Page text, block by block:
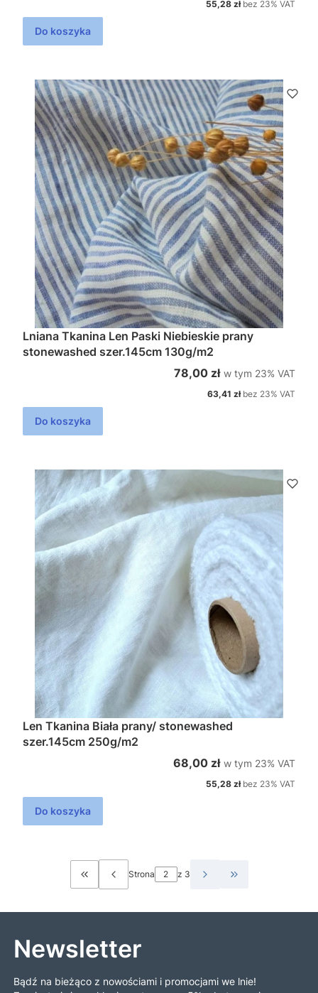
55,28 zł bez 23% VAT
Do koszyka
Lniana Tkanina Len Paski Niebieskie prany
stonewashed szer.145cm 130g/m2
Cena brutto
78,00 zł w tym %s VAT
w tym 23% VAT
Cena netto
63,41 zł bez 23% VAT
Do koszyka
Len Tkanina Biała prany/ stonewashed
szer.145cm 250g/m2
Cena brutto
68,00 zł w tym %s VAT
w tym 23% VAT
Cena netto
55,28 zł bez 23% VAT
Do koszyka
Wróć do pierwszej strony z produktami
Strona z 3 Przejdź do
Newsletter
Bądź na bieżąco z nowościami i promocjami we lnie!